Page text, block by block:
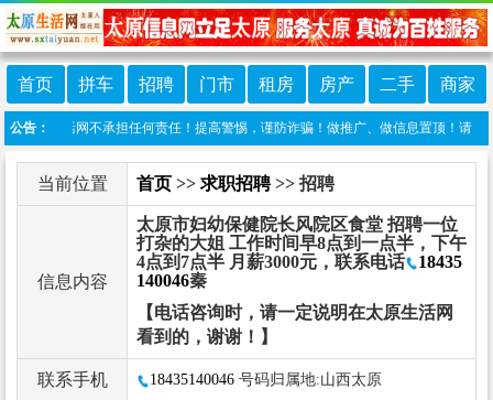
首页 拼车 招聘 门市 租房 房产 二手 商家
公告：
太原生活网不承担任何责任！提高警惕，谨防诈骗！做推广、做信息置顶！请加太
当前位置 首页 >> 求职招聘>> 招聘
信息内容
太原市妇幼保健院长风院区食堂 招聘一位
打杂的大姐 工作时间早8点到一点半，下午
4点到7点半 月薪3000元，联系电话
18435
140046秦
【电话咨询时，请一定说明在太原生活网
看到的，谢谢！】
联系手机 18435140046 号码归属地:山西太原